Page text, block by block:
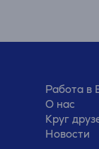
Работа в
О нас
Круг
Новости